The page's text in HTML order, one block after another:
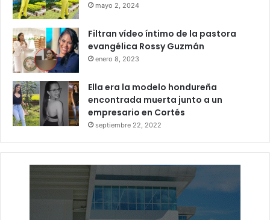
mayo 2, 2024
Filtran vídeo íntimo de la pastora
evangélica Rossy Guzmán
enero 8, 2023
Ella era la modelo hondureña
encontrada muerta junto a un
empresario en Cortés
septiembre 22, 2022